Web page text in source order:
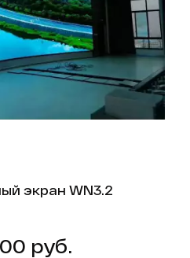
экран WN3.2
руб.